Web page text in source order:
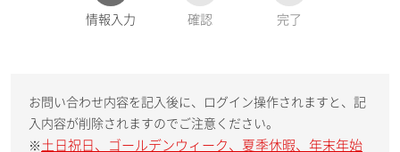
現
情報入力 確認 完了
お問い合わせ内容を記入後に、ログイン操作されますと、記
入内容が削除されますのでご注意ください。
※ 土日祝日、ゴールデンウィーク、夏季休暇、年末年始